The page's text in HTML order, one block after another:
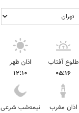
طلوع آفتاب
۰۵:۱۶
اذان ظهر
۱۲:۱۰
اذان مغرب
نیمه‌شب شرعی